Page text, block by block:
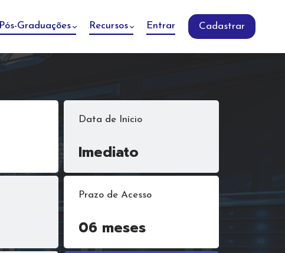
Pós-Graduações Recursos Entrar Cadastrar
Data de Início
Imediato
Prazo de Acesso
06 meses